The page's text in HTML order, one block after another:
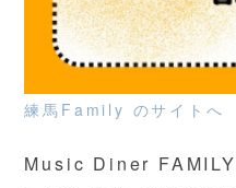
練馬Family のサイトへ
Music Diner